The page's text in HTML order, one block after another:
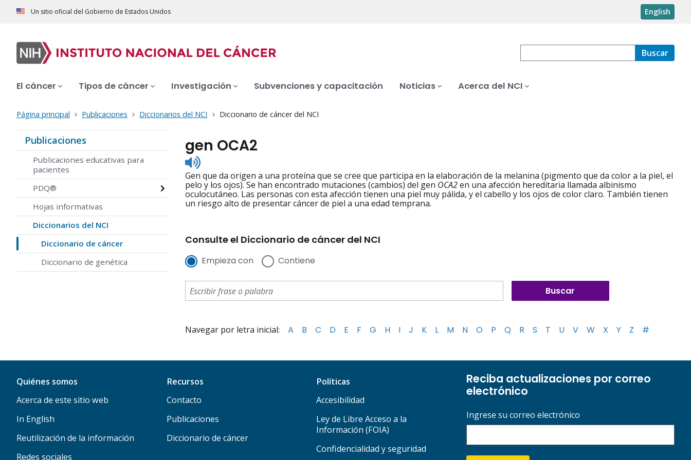
Un sitio oficial del Gobierno de Estados Unidos English
Buscar
El cáncer Tipos de cáncer Investigación Subvenciones y capacitación Noticias Acerca del NCI
Página principal Publicaciones Diccionarios del NCI Diccionario de cáncer del NCI
Publicaciones
Publicaciones educativas para
pacientes
PDQ®
Hojas informativas
Diccionarios del NCI
Diccionario de cáncer
Diccionario de genética
gen OCA2
Listen
to
pronunciation
Gen que da origen a una proteína que se cree que participa en la elaboración de la melanina (pigmento que da color a la piel, el
pelo y los ojos). Se han encontrado mutaciones (cambios) del gen OCA2en una afección hereditaria llamada albinismo
oculocutáneo. Las personas con esta afección tienen una piel muy pálida, y el cabello y los ojos de color claro. También tienen
un riesgo alto de presentar cáncer de piel a una edad temprana.
Consulte el Diccionario de cáncer del NCI
Empieza con Contiene
Navegar por letra inicial: A B C D E F G H I J K L M N O P Q R S T U V W X Y Z #
Quiénes somos
Acerca de este sitio web
In English
Reutilización de la información
Redes sociales
Recursos
Contacto
Publicaciones
Diccionario de cáncer
Políticas
Accesibilidad
Ley de Libre Acceso a la
Información (FOIA)
Confidencialidad y seguridad
Reciba actualizaciones por correo
electrónico
Ingrese su correo electrónico